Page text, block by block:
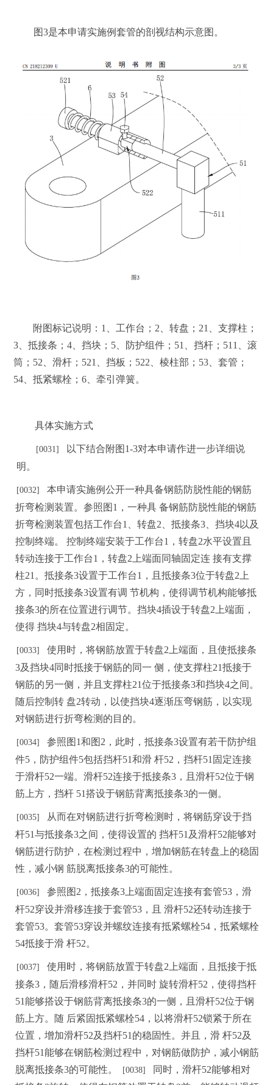
图3是本申请实施例套管的剖 视结构示意图。
附图标记说明： 1、工作台；2、转盘；21、支撑柱；
3、抵接条；4、挡块；5、防护组件；51、挡杆；511、滚
筒；52、滑杆；521、挡板；522、棱柱部；53、套管；
54、抵紧螺栓；6、牵引弹簧。
具体实施方式
[0031] 以下结合附图 1‑3对本申请作进一步详细说
明。
[0032]
本申请实施例公开一种具备钢筋防脱性能的钢筋
折弯检测装置。参照图 1，一种具 备钢筋防脱性能的钢筋
折弯检测装置包括工作台1、转盘2、抵接条3、挡块4以及
控制终端。
控制终端安装于工作台1，转盘2水平设置且
转动连接于工作台1，转盘2上端面同轴固定连 接有支撑
柱21。抵接条3设置于工作台1，且抵接条3位于转盘2上
方，同时抵接条3设置有调 节机构，使得调节机构能够抵
接条3的所在位置进行调节。挡块4插设于转盘2上端面，
使得 挡块4与转盘2相固 定。
[0033] 使用时，将钢筋放置于转盘2上端面，且使抵接条
3及挡块4同时抵接于钢筋的同一 侧 ， 使支撑柱21抵接于
钢筋的另一侧，并且支撑柱21位于抵接条3和挡块4之间。
随后控制转 盘2转动 ，以使挡块4逐渐压弯钢筋，以实现
对钢筋进行折弯检测的目的。
[0034] 参照图 1和图2，此时，抵接条3设置有若干防护组
件5，防护组件5包括挡杆51和滑 杆52 ，挡杆51固定连接
于滑杆52一端。滑杆52连接于抵接条3，且滑杆52位于钢
筋上方，挡杆 51搭设于钢筋背离抵接条3的一侧。
[0035]
从而在对钢筋进行折弯检测时，将钢筋穿设于挡
杆51与抵接条3之间，使得设置的 挡杆51及滑杆52能够对
钢筋进行防护，在检测过程中，增加钢筋在转盘上的稳固
性，减小钢 筋脱离抵接条3的可能性。
[0036] 参照图 2，抵接条3上端面固定连接有套管53，滑
杆52穿设并滑移连接于套管53，且 滑杆52还转动连接于
套管53。套管53穿设并螺纹连接有抵紧螺栓54，抵紧螺栓
54抵接于滑 杆52。
[0037] 使用时，将钢筋放置于转盘2上端面，且抵接于抵
接条3，随后滑移滑杆52，并同时 旋转滑杆52 ， 使得挡杆
51能够搭设于钢筋背离抵接条3的一侧，且滑杆52位于钢
筋上方。随 后紧固抵紧螺栓54，以将滑杆52锁紧于所在
位置，增加滑杆52及挡杆51的稳固性。并且，滑 杆52及
挡杆51能够在钢筋检测过程中，对钢筋做防护，减小钢筋
脱离抵接条3的可能性。 [0038] 同时，滑杆52能够相对